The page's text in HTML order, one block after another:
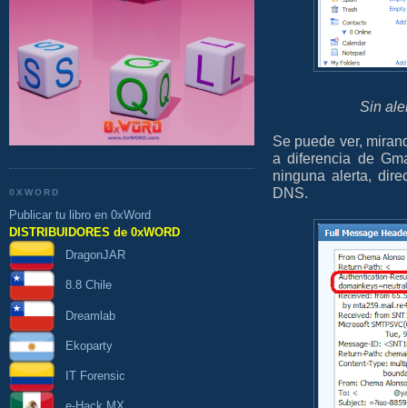
0XWORD
Publicar tu libro en 0xWord
DISTRIBUIDORES de 0xWORD
DragonJAR
8.8 Chile
Dreamlab
Ekoparty
IT Forensic
Sin
Se puede ver,
a diferencia de
ninguna alerta,
DNS.